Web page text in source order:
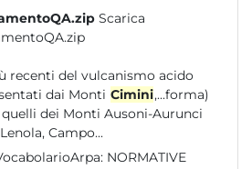
Scarica
recenti del vulcanismo acido
dai Monti Cimini,...forma)
dei Monti Ausoni-Aurunci
(Pantano di Lenola, Campo...
NORMATIVE